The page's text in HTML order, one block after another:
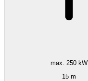
max. 250 kW
15 m